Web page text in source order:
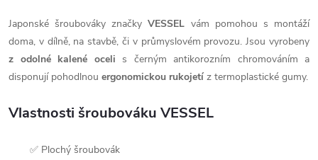
Japonské šroubováky značkyVESSEL vám pomohou s montáží
doma, v dílně, na stavbě, či v průmyslovém provozu. Jsou vyrobeny
z odolné kalené oceli s černým antikorozním chromováním a
disponují pohodlnou ergonomickou rukojetí z termoplastické gumy.
Vlastnosti šroubováku VESSEL
✅ Plochý šroubovák